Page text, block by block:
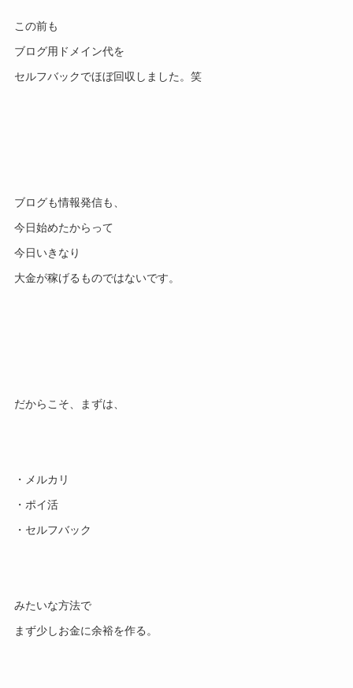
この前も
ブログ用ドメイン代を
セルフバックでほぼ回収しました。笑
ブログも情報発信も、
今日始めたからって
今日いきなり
大金が稼げるものではないです。
だからこそ、まずは、
・メルカリ
・ポイ活
・セルフバック
みたいな方法で
まず少しお金に余裕を作る。